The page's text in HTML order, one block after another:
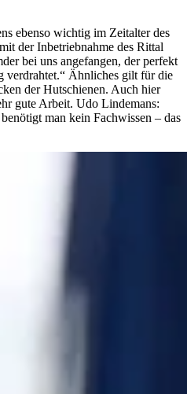
ebenso wichtig im Zeitalter des
der Inbetriebnahme des Rittal
bei uns angefangen, der perfekt
verdrahtet.“ Ähnliches gilt für die
der Hutschienen. Auch hier
gute Arbeit. Udo Lindemans:
man kein Fachwissen – das